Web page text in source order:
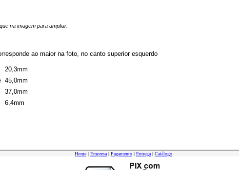
na imagem para ampliar.
ao maior na foto, no canto superior esquerdo
20,3mm
45,0mm
37,0mm
6,4mm
Home | Empresa | Pagamento | Entrega | Catálogo